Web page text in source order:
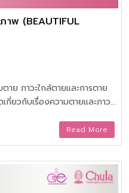
พ (BEAUTIFUL
ย ภาวะใกล้ตายและการตาย
ยวกับเรื่องความตายและภาวะ
ฎหมายที่เกี่ยวข้องกับความ
ความตายและการเตรียมตัว
Read More